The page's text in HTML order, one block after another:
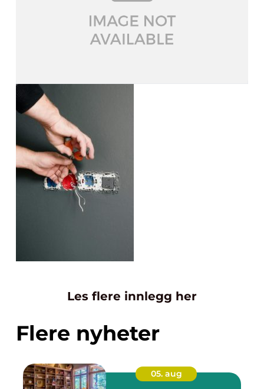
Les flere innlegg her
Flere nyheter
05. aug